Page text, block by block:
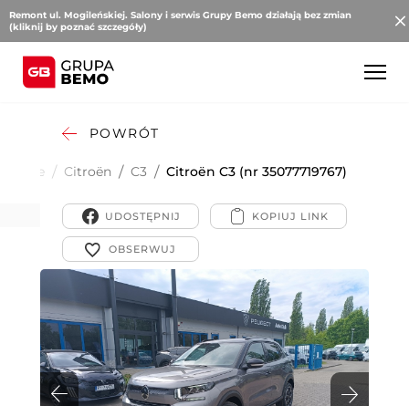
Remont ul. Mogileńskiej. Salony i serwis Grupy Bemo działają bez zmian
(kliknij by poznać szczegóły)
POWRÓT
/ Citroën / C3 / Citroën C3 (nr 35077719767)
UDOSTĘPNIJ